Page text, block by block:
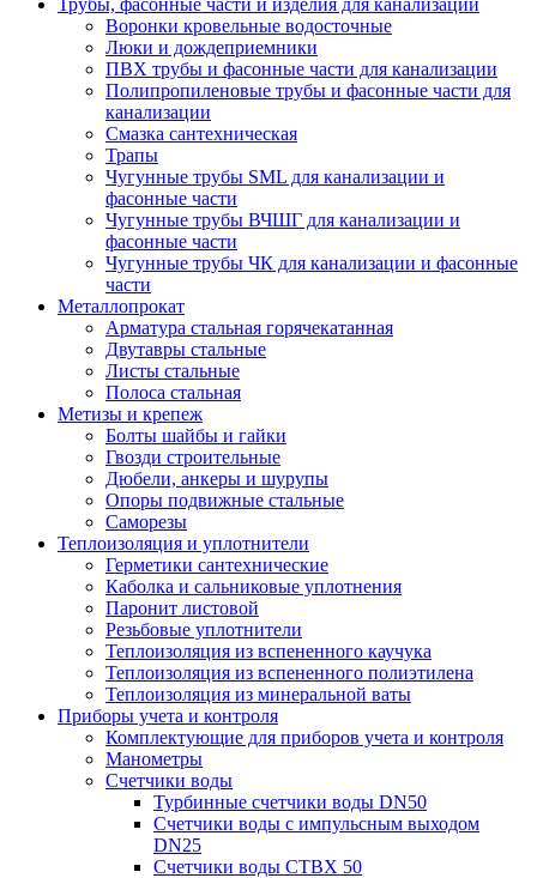
Трубы, фасонные части и изделия для канализации
Воронки кровельные водосточные
Люки и дождеприемники
ПВХ трубы и фасонные части для канализации
Полипропиленовые трубы и фасонные части для
канализации
Смазка сантехническая
Трапы
Чугунные трубы SML для канализации и
фасонные части
Чугунные трубы ВЧШГ для канализации и
фасонные части
Чугунные трубы ЧК для канализации и фасонные
части
Металлопрокат
Арматура стальная горячекатанная
Двутавры стальные
Листы стальные
Полоса стальная
Метизы и крепеж
Болты шайбы и гайки
Гвозди строительные
Дюбели, анкеры и шурупы
Опоры подвижные стальные
Саморезы
Теплоизоляция и уплотнители
Герметики сантехнические
Каболка и сальниковые уплотнения
Паронит листовой
Резьбовые уплотнители
Теплоизоляция из вспененного каучука
Теплоизоляция из вспененного полиэтилена
Теплоизоляция из минеральной ваты
Приборы учета и контроля
Комплектующие для приборов учета и контроля
Манометры
Счетчики воды
Турбинные счетчики воды DN50
Счетчики воды с импульсным выходом
DN25
Счетчики воды СТВХ 50